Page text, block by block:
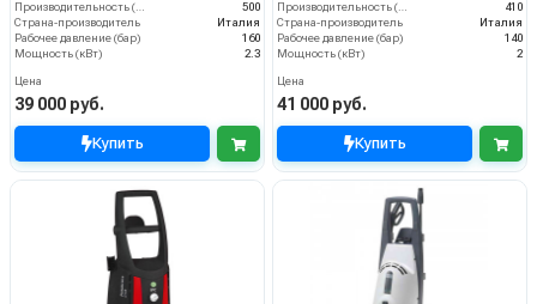
Производительность (л/ч)
500
Страна-производитель
Италия
Рабочее давление (бар)
160
Мощность (кВт)
2.3
Цена
39 000 руб.
Купить
Производительность (л/ч)
410
Страна-производитель
Италия
Рабочее давление (бар)
140
Мощность (кВт)
2
Цена
41 000 руб.
Купить